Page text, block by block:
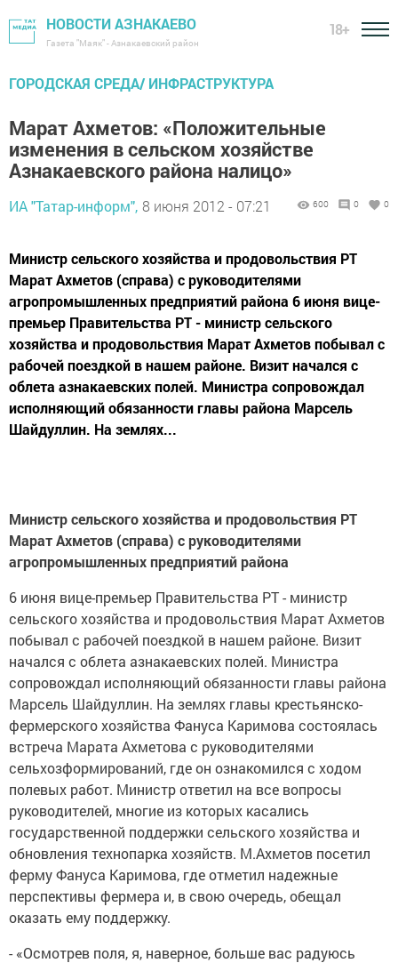
НОВОСТИ АЗНАКАЕВО
Газета "Маяк" - Азнакаевский район
18+
ГОРОДСКАЯ СРЕДА/ ИНФРАСТРУКТУРА
Марат Ахметов: «Положительные
изменения в сельском хозяйстве
Азнакаевского района налицо»
ИА "Татар-информ", 8 июня 2012 - 07:21 600 0 0
Министр сельского хозяйства и продовольствия РТ
Марат Ахметов (справа) с руководителями
агропромышленных предприятий района 6 июня вице-
премьер Правительства РТ - министр сельского
хозяйства и продовольствия Марат Ахметов побывал с
рабочей поездкой в нашем районе. Визит начался с
облета азнакаевских полей. Министра сопровождал
исполняющий обязанности главы района Марсель
Шайдуллин. На землях...
Министр сельского хозяйства и продовольствия РТ
Марат Ахметов (справа) с руководителями
агропромышленных предприятий района
6 июня вице-премьер Правительства РТ - министр
сельского хозяйства и продовольствия Марат Ахметов
побывал с рабочей поездкой в нашем районе. Визит
начался с облета азнакаевских полей. Министра
сопровождал исполняющий обязанности главы района
Марсель Шайдуллин. На землях главы крестьянско-
фермерского хозяйства Фануса Каримова состоялась
встреча Марата Ахметова с руководителями
сельхозформирований, где он ознакомился с ходом
полевых работ. Министр ответил на все вопросы
руководителей, многие из которых касались
государственной поддержки сельского хозяйства и
обновления технопарка хозяйств. М.Ахметов посетил
ферму Фануса Каримова, где отметил надежные
перспективы фермера и, в свою очередь, обещал
оказать ему поддержку.
- «Осмотрев поля, я, наверное, больше вас радуюсь